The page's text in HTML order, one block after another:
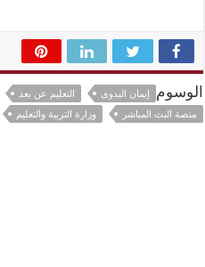
الوسوم إيمان البدوى التعليم عن بعد
منصة البث المباشر
وزارة التربية والتعليم